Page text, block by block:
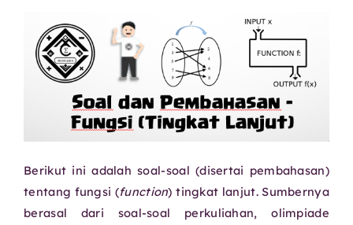
Berikut ini adalah soal-soal (disertai pembahasan)
tentang fungsi (function) tingkat lanjut. Sumbernya
berasal dari soal-soal perkuliahan, olimpiade